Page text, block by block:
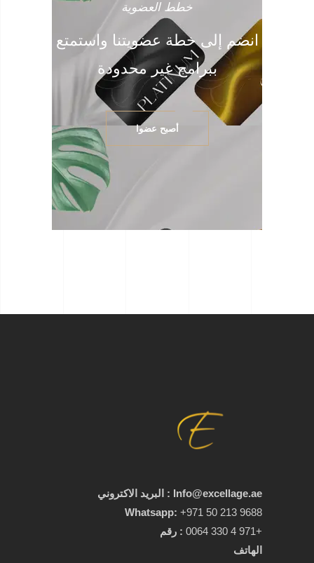
خطط العضوية
انضم إلى خطة عضويتنا واستمتع
ببرامج غير محدودة
أصبح عضوا
Info@excellage.ae : البريد الاكتروني
Whatsapp: +971 50 213 9688
+971 4 330 0064
: رقم
الهاتف